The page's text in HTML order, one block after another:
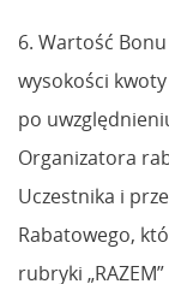
6. Wartość
wysokości
po
Organizatora
Uczestnika i
Rabatowego,
rubryki